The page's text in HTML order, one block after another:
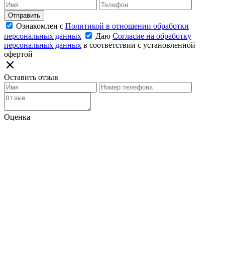
Отправить
Ознакомлен с Политикой в отношении обработки
персональных данных
Даю Согласие на обработку
персональных данных в соответствии с установленной
офертой
Оставить отзыв
Оценка